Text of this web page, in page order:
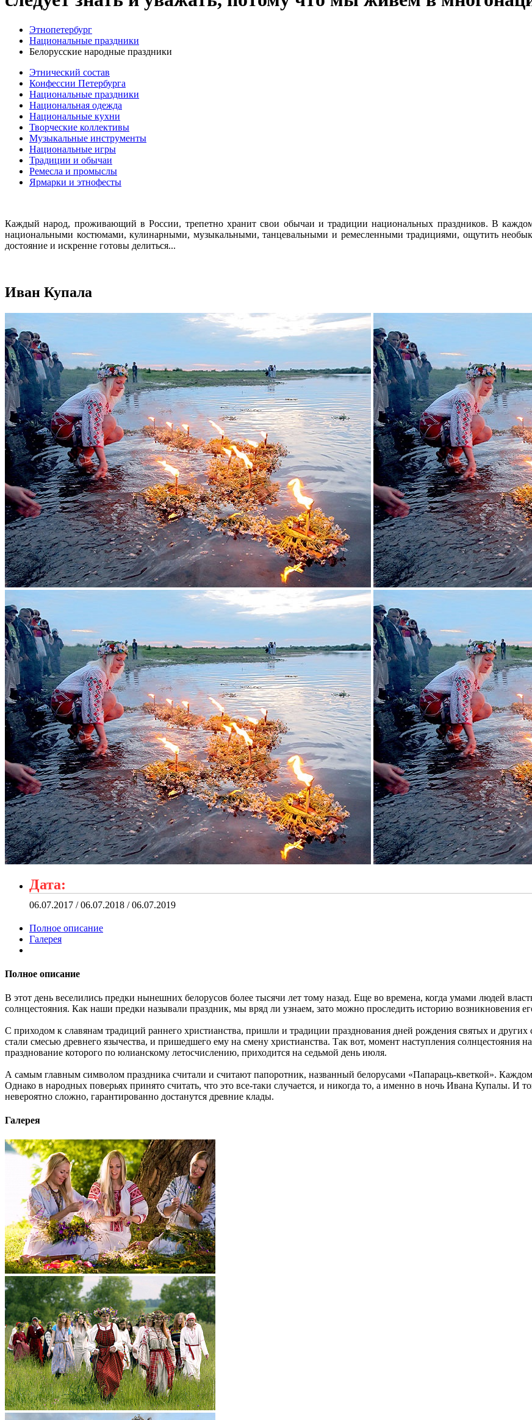
Этнопетербург
Национальные праздники
Белорусские народные праздники
Этнический состав
Конфессии Петербурга
Национальные праздники
Национальная одежда
Национальные кухни
Творческие коллективы
Музыкальные инструменты
Национальные игры
Традиции и обычаи
Ремесла и промыслы
Ярмарки и этнофесты
Каждый народ, проживающий в России, трепетно хранит свои обычаи и традиции национальных праздников. В
национальными костюмами, кулинарными, музыкальными, танцевальными и ремесленными традициями, ощутить
достояние и искренне готовы делиться...
Иван Купала
Дата:
06.07.2017 / 06.07.2018 / 06.07.2019
Полное описание
Галерея
Полное описание
В этот день веселились предки нынешних белорусов более тысячи лет тому назад. Еще во времена, когда умами людей
солнцестояния. Как наши предки называли праздник, мы вряд ли узнаем, зато можно проследить историю возникновения
С приходом к славянам традиций раннего христианства, пришли и традиции празднования дней рождения святых и
стали смесью древнего язычества, и пришедшего ему на смену христианства. Так вот, момент наступления солнцестояния
празднование которого по юлианскому летосчислению, приходится на седьмой день июля.
А самым главным символом праздника считали и считают папоротник, названный белорусами «Папараць-кветкой».
Однако в народных поверьях принято считать, что это все-таки случается, и никогда то, а именно в ночь Ивана Купалы. И
невероятно сложно, гарантированно достанутся древние клады.
Галерея